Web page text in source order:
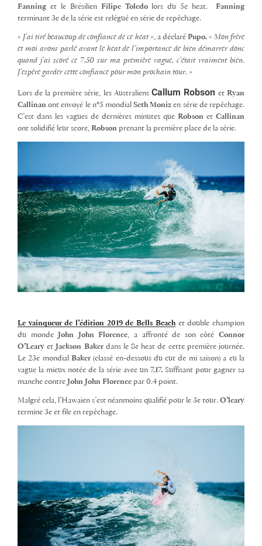
Fanning et le Brésilien Filipe Toledolors du 5e heat.Fanning
terminant 3e de la série est relégué en série de repêchage.
« J’ai tiré beaucoup de confiance de ce heat », a déclaré Pupo.« Mon frère
et moi avons parlé avant le heat de l’importance de bien démarrer donc
quand j’ai scoré ce 7,50 sur ma première vague, c’était vraiment bien.
J’espère garder cette confiance pour mon prochain tour. »
Lors de la première série, les Australiens Callum Robson etRyan
Callinan ont envoyé le n°5 mondialSeth Moniz en série de repêchage.
C’est dans les vagues de dernières minutes que Robson et Callinan
ont solidifié leur score, Robson prenant la première place de la série.
Le vainqueur de l’édition 2019 de Bells Beachet double champion
du mondeJohn John Florence, a affronté de son côtéConnor
O’LearyetJackson Bakerdans le 8e heat de cette première journée.
Le 23e mondial Baker(classé en-dessous du cut de mi saison) a eu la
vague la mieux notée de la série avec un 7.17. Suffisant pour gagner sa
manche contre John John Florence par 0.4 point.
Malgré cela, l’Hawaïen s’est néanmoins qualifié pour le 3e tour. O’leary
termine 3e et file en repêchage.